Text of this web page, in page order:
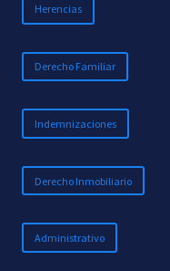
Herencias
Derecho Familiar
Indemnizaciones
Derecho Inmobiliario
Administrativo